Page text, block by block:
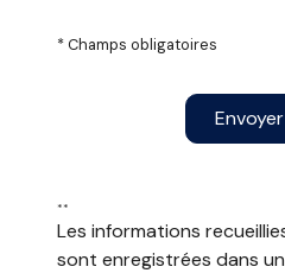
* Champs obligatoires
Envoyer
**
Les informations
sont enregistrées dans